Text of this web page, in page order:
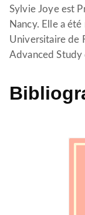
Sylvie Joye est
Nancy. Elle a
Universitaire de
Advanced Study